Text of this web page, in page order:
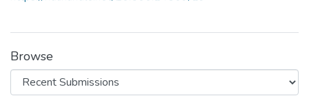
Browse